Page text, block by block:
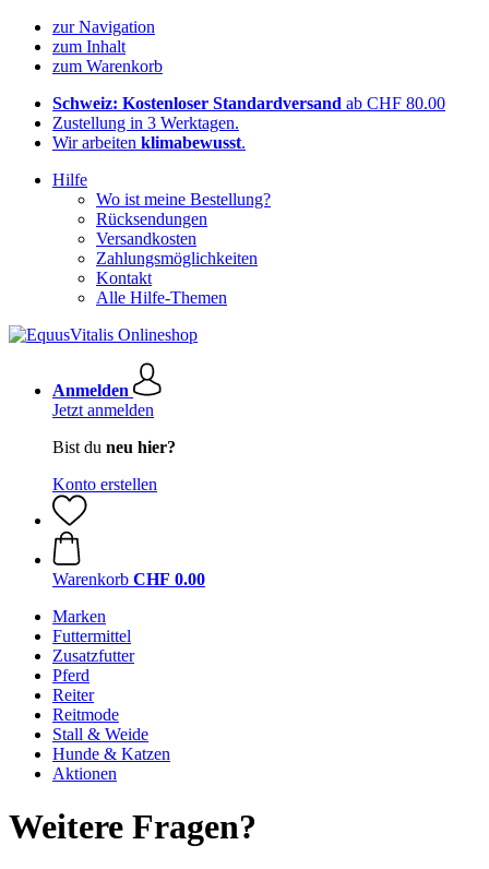
zur Navigation
zum Inhalt
zum Warenkorb
Schweiz: Kostenloser Standardversand ab CHF 80.00
Zustellung in 3 Werktagen.
Wir arbeiten klimabewusst.
Hilfe
Wo ist meine Bestellung?
Rücksendungen
Versandkosten
Zahlungsmöglichkeiten
Kontakt
Alle Hilfe-Themen
Anmelden
Jetzt anmelden
Bist du neu hier?
Konto erstellen
Warenkorb CHF 0.00
Marken
Futtermittel
Zusatzfutter
Pferd
Reiter
Reitmode
Stall & Weide
Hunde & Katzen
Aktionen
Weitere Fragen?